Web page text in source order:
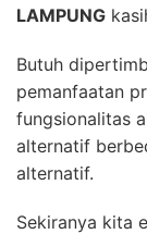
LAMPUNG
Butuh
pemanfaatan
fungsionalitas
alternatif
alternatif.
Sekiranya kita